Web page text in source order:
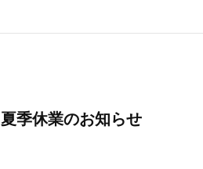
夏季休業のお知らせ